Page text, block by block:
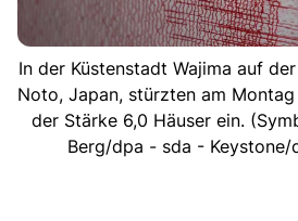
In der Küstenstadt Wajima auf
Noto, Japan, stürzten am
der Stärke 6,0 Häuser ein.
Berg/dpa - sda - Keystone/